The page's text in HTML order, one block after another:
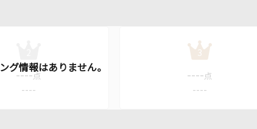
---- 点
----
3
---- 点
----